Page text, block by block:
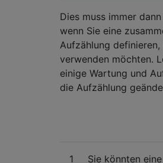
Dies muss immer
wenn Sie eine
Aufzählung
verwenden möchten.
einige Wartung und
die Aufzählung
1 Sie könnten eine